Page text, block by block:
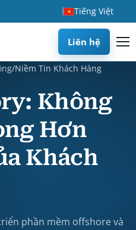
Tiếng Việt
Liên hệ
/Niềm Tin Khách Hàng
Không
Hơn
Khách
phần mềm offshore và